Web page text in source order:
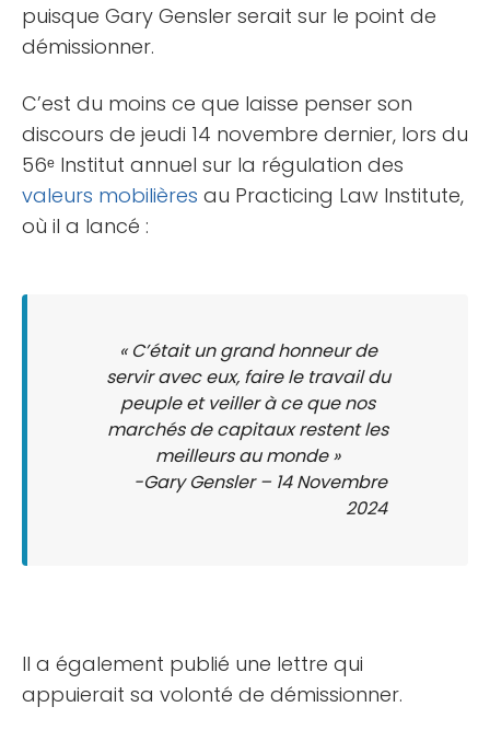
puisque Gary Gensler serait sur le point de
démissionner.
C’est du moins ce que laisse penser son
discours de jeudi 14 novembre dernier, lors du
56ᵉ Institut annuel sur la régulation des
valeurs mobilières au Practicing Law Institute,
où il a lancé :
« C’était un grand honneur de
servir avec eux, faire le travail du
peuple et veiller à ce que nos
marchés de capitaux restent les
meilleurs au monde »
-Gary Gensler – 14 Novembre
2024
Il a également publié une lettre qui
appuierait sa volonté de démissionner.